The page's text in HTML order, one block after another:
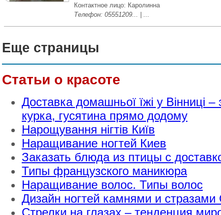
Контактное лицо: Каролинна
Телефон: 05551209... | ...
Еще страницы
Статьи о красоте
Доставка домашньої їжі у Вінниці –
курка, гусятина прямо додому
Нарощування нігтів Київ
Наращивание ногтей Киев
Заказать блюда из птицы с
Типы французского маникюра
Наращивание волос. Типы волос
Дизайн ногтей камнями и стразами